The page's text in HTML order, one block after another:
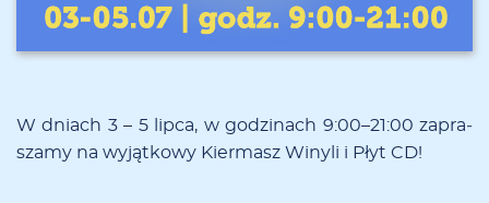
W dniach 3 – 5 lip­ca, w go­dzi­nach 9:00–21:00 za­pra­
sza­my na wy­jąt­ko­wy Kier­masz Wi­ny­li i Płyt CD!